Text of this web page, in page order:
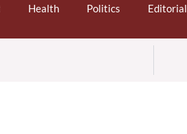
Health Politics Editorial